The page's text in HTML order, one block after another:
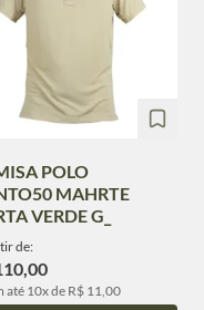
POLO
MAHRTE
VERDE G_
de:
até 10x de R$ 11,00